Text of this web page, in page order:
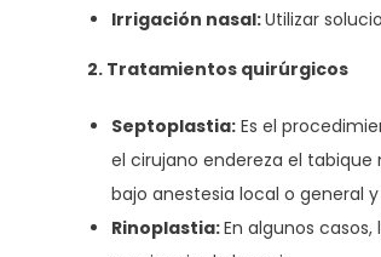
Irrigación nasal:Utilizar
2. Tratamientos quirúrgicos
Septoplastia: Es el
el cirujano endereza el tabique
bajo anestesia local o general
Rinoplastia:En algunos